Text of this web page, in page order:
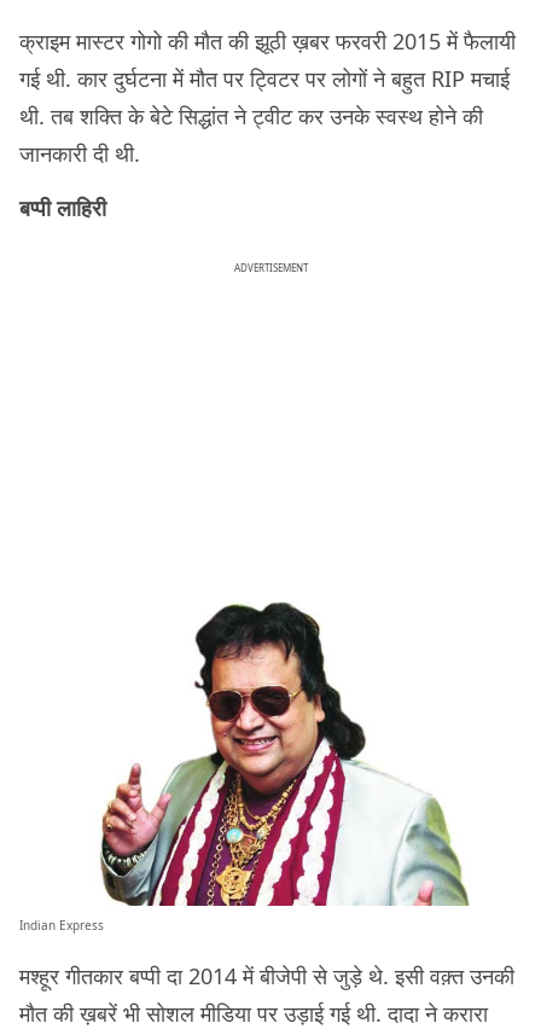
क्राइम मास्टर गोगो की मौत की झूठी ख़बर फरवरी 2015 में फैलायी
गई थी. कार दुर्घटना में मौत पर ट्विटर पर लोगों ने बहुत RIP मचाई
थी. तब शक्ति के बेटे सिद्धांत ने ट्वीट कर उनके स्वस्थ होने की
जानकारी दी थी.
बप्पी लाहिरी
ADVERTISEMENT
Indian Express
मश्हूर गीतकार बप्पी दा 2014 में बीजेपी से जुड़े थे. इसी वक़्त उनकी
मौत की ख़बरें भी सोशल मीडिया पर उड़ाई गई थी. दादा ने करारा